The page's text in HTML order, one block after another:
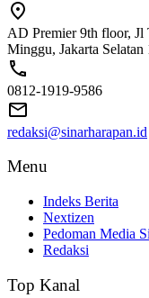
AD Premier 9th floor, Jl
Minggu, Jakarta Selatan
0812-1919-9586
redaksi@sinarharapan.id
Menu
Indeks Berita
Nextizen
Pedoman Media
Redaksi
Top Kanal